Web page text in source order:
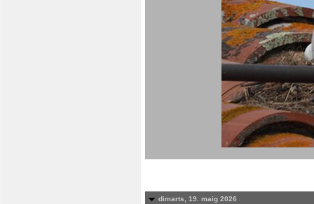
dimarts, 19. maig 2026